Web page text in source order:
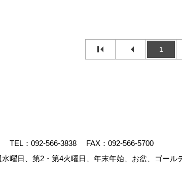
1
TEL： 092-566-3838
FAX：092-566-5700
水曜日、第2・第4火曜日、年末年始、お盆、ゴール